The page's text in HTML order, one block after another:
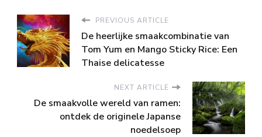
PREVIOUS ARTICLE
De heerlijke smaakcombinatie van
Tom Yum en Mango Sticky Rice: Een
Thaise delicatesse
NEXT ARTICLE
De smaakvolle wereld van ramen:
ontdek de originele Japanse
noedelsoep